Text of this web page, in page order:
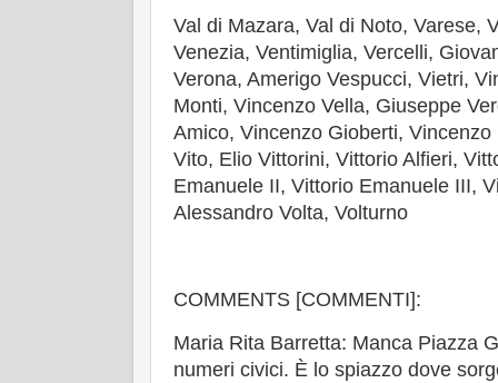
Val di Mazara, Val di Noto, Varese,
Venezia, Ventimiglia, Vercelli,
Verona, Amerigo Vespucci, Vietri,
Monti, Vincenzo Vella, Giuseppe
Amico, Vincenzo Gioberti,
Vito, Elio Vittorini, Vittorio Alfieri,
Emanuele II, Vittorio Emanuele III,
Alessandro Volta, Volturno
COMMENTS [COMMENTI]:
Maria Rita Barretta: Manca Piazza
numeri civici. È lo spiazzo dove